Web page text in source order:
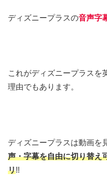
ディズニープラスの音声字
これがディズニープラスを
理由でもあります。
ディズニープラスは動画を
声・字幕を自由に切り替え
リ!!